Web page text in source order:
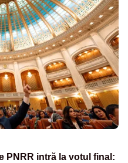
PNRR intră la votul final: